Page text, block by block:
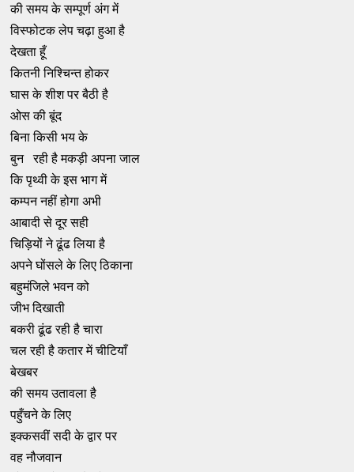
की समय के सम्पूर्ण अंग में
विस्फोटक लेप चढ़ा हुआ है
देखता हूँ
कितनी निश्चिन्त होकर
घास के शीश पर बैठी है
ओस की बूंद
बिना किसी भय के
बुन रही है मकड़ी अपना जाल
कि पृथ्वी के इस भाग में
कम्पन नहीं होगा अभी
आबादी से दूर सही
चिड़ियों ने ढूंढ लिया है
अपने घोंसले के लिए ठिकाना
बहुमंजिले भवन को
जीभ दिखाती
बकरी ढूंढ रही है चारा
चल रही है कतार में चीटियाँ
बेखबर
की समय उतावला है
पहुँचने के लिए
इक्कसवीं सदी के द्वार पर
वह नौजवान